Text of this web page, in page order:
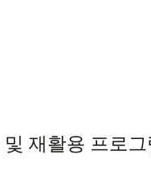
재활용 프로그